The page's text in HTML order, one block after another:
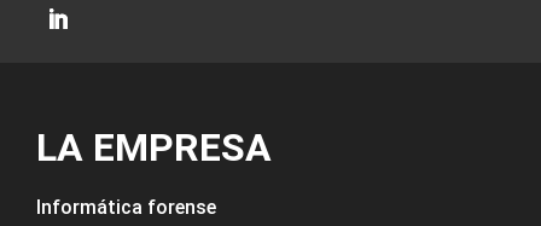
LA EMPRESA
Informática forense